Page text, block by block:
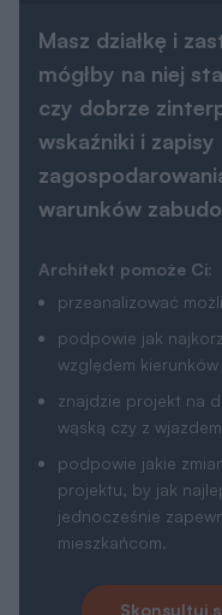
Masz działkę i
mógłby na niej
czy dobrze
wskaźniki i
warunków
Architekt pomoże Ci:
przeanalizować
podpowie jak
względem kierunków
znajdzie projekt na
wąską czy z
podpowie jakie
projektu, by jak
jednocześnie
mieszkańcom.
Skonsultuj